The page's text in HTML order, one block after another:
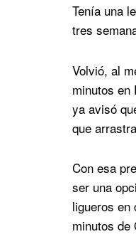
Tenía una
tres
Volvió, al
minutos en
ya avisó
que
Con esa
ser una
ligueros en
minutos de